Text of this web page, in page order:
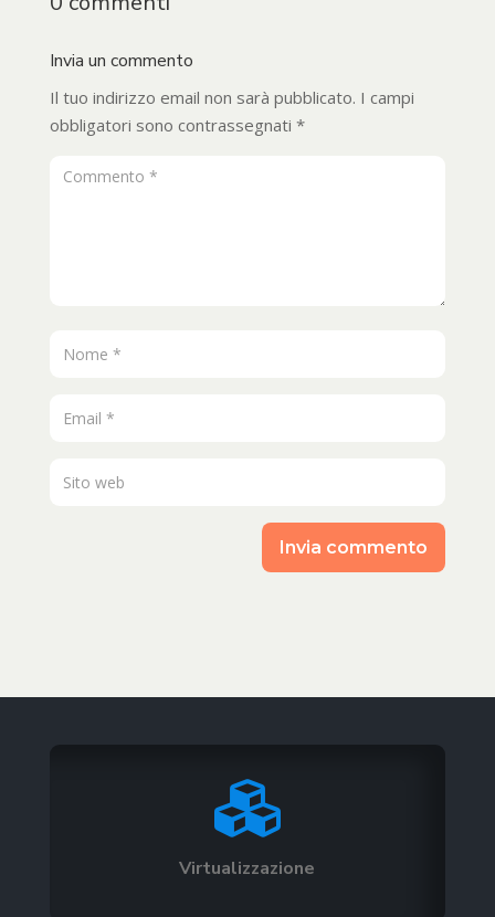
Invia un commento
Il tuo indirizzo email non sarà pubblicato. I campi
obbligatori sono contrassegnati *
Invia commento

Virtualizzazione